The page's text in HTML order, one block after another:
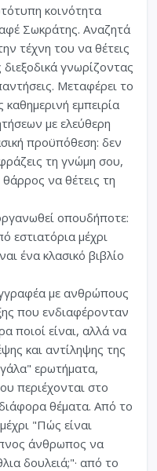
κοινότητα
Σωκράτης. Αναζητά
τέχνη του να θέτεις
γνωρίζοντας
Μεταφέρει το
εμπειρία
με ελεύθερη
προϋπόθεση: δεν
τη γνώμη σου,
να θέτεις τη
οπουδήποτε:
εστιατόρια μέχρι
ένα κλασικό βιβλίο
με ανθρώπους
που ενδιαφέρονταν
ποιοί είναι, αλλά να
και αντίληψης της
ερωτήματα,
περιέχονται στο
θέματα. Από το
"Πώς είναι
άνθρωπος να
δουλειά;"· από το